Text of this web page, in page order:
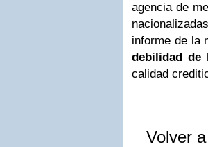
agencia de
nacionalizadas
informe de la
debilidad de
calidad
Volver